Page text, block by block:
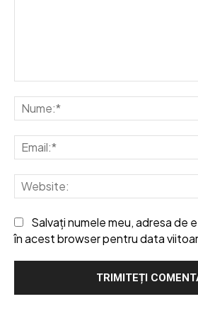
Salvați numele meu, adresa de
în acest browser pentru data